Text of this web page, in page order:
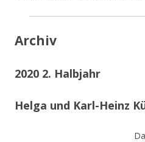
Archiv
2020 2. Halbjahr
Helga und Karl-Heinz